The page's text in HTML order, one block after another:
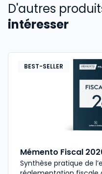
D'autres
intéresser
BEST-SELLER
Mémento Fiscal
Synthèse pratique de